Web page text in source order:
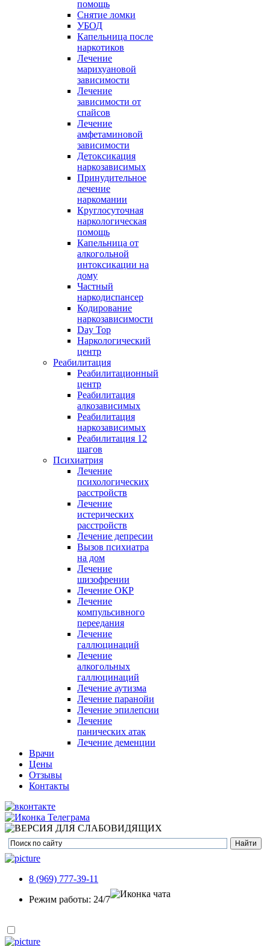
помощь
Снятие ломки
УБОД
Капельница после
наркотиков
Лечение
марихуановой
зависимости
Лечение
зависимости от
спайсов
Лечение
амфетаминовой
зависимости
Детоксикация
наркозависимых
Принудительное
лечение
наркомании
Круглосуточная
наркологическая
помощь
Капельница от
алкогольной
интоксикации на
дому
Частный
наркодиспансер
Кодирование
наркозависимости
Day Top
Наркологический
центр
Реабилитация
Реабилитационный
центр
Реабилитация
алкозависимых
Реабилитация
наркозависимых
Реабилитация 12
шагов
Психиатрия
Лечение
психологических
расстройств
Лечение
истерических
расстройств
Лечение депресии
Вызов психиатра
на дом
Лечение
шизофрении
Лечение ОКР
Лечение
компульсивного
переедания
Лечение
галлюцинаций
Лечение
алкогольных
галлюцинаций
Лечение аутизма
Лечение паранойи
Лечение эпилепсии
Лечение
панических атак
Лечение деменции
Врачи
Цены
Отзывы
Контакты
8 (969) 777-39-11
Режим работы: 24/7